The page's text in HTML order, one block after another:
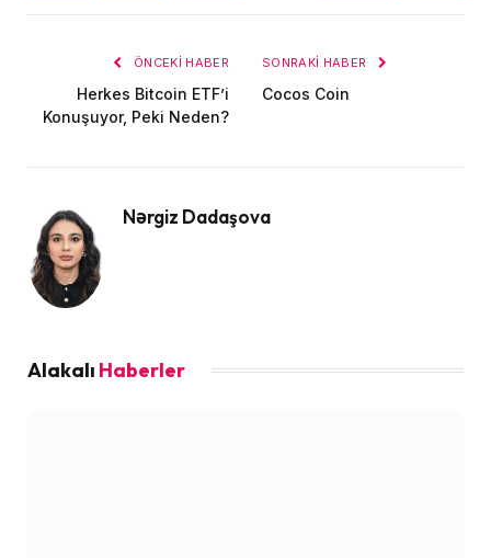
ÖNCEKI HABER
Herkes Bitcoin ETF’i
Konuşuyor, Peki Neden?
SONRAKI HABER
Cocos Coin
Nərgiz Dadaşova
Alakalı Haberler